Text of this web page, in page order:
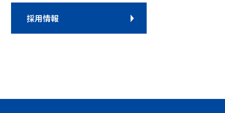
採用情報